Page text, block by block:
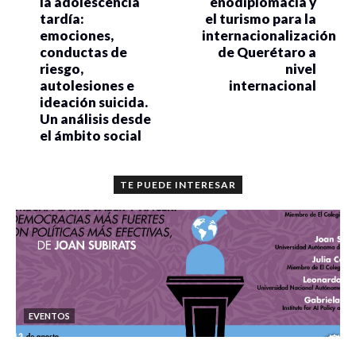
tardía:
emociones,
conductas de
riesgo,
autolesiones e
ideación suicida.
Un análisis desde
el ámbito social
el turismo para la
internacionalización
de Querétaro a
nivel
internacional
TE PUEDE INTERESAR
EVENTOS